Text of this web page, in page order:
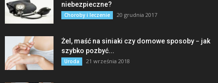
niebezpieczne?
Choroby i leczenie 20 grudnia 2017
Żel, maść na siniaki czy domowe sposoby − jak
szybko pozbyć...
Uroda 21 września 2018